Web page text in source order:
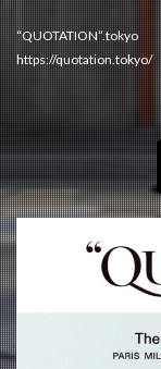
“QUOTATION”.tokyo
https://quotation.tokyo/